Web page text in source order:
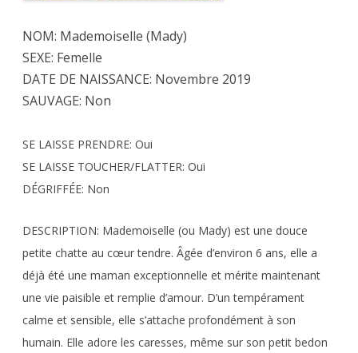
NOM: Mademoiselle (Mady)
SEXE: Femelle
DATE DE NAISSANCE: Novembre 2019
SAUVAGE: Non
SE LAISSE PRENDRE: Oui
SE LAISSE TOUCHER/FLATTER: Oui
DÉGRIFFÉE: Non
DESCRIPTION: Mademoiselle (ou Mady) est une douce
petite chatte au cœur tendre. Âgée d’environ 6 ans, elle a
déjà été une maman exceptionnelle et mérite maintenant
une vie paisible et remplie d’amour. D’un tempérament
calme et sensible, elle s’attache profondément à son
humain. Elle adore les caresses, même sur son petit bedon